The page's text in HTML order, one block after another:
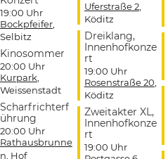
19:00 Uhr
Bockpfeifer,
Selbitz
Kinosommer
20:00 Uhr
Kurpark
Weissenstadt
Scharfrichterf
ührung
20:00 Uhr
Rathausbrunne
n , Hof
Uferstraße 2,
Köditz
Dreiklang,
Innenhofkonze
rt
19:00 Uhr
Rosenstraße 20
Köditz
Zweitakter XL,
Innenhofkonze
rt
19:00 Uhr